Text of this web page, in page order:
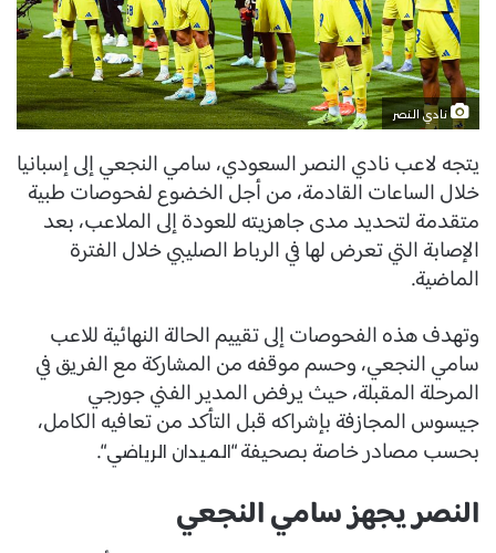
نادي النصر
يتجه لاعب نادي النصر السعودي، سامي النجعي إلى إسبانيا
خلال الساعات القادمة، من أجل الخضوع لفحوصات طبية
متقدمة لتحديد مدى جاهزيته للعودة إلى الملاعب، بعد
الإصابة التي تعرض لها في الرباط الصليبي خلال الفترة
الماضية.
وتهدف هذه الفحوصات إلى تقييم الحالة النهائية للاعب
سامي النجعي، وحسم موقفه من المشاركة مع الفريق في
المرحلة المقبلة، حيث يرفض المدير الفني جورجي
جيسوس المجازفة بإشراكه قبل التأكد من تعافيه الكامل،
بحسب مصادر خاصة بصحيفة “ الميدان الرياضي“.
النصر يجهز سامي النجعي